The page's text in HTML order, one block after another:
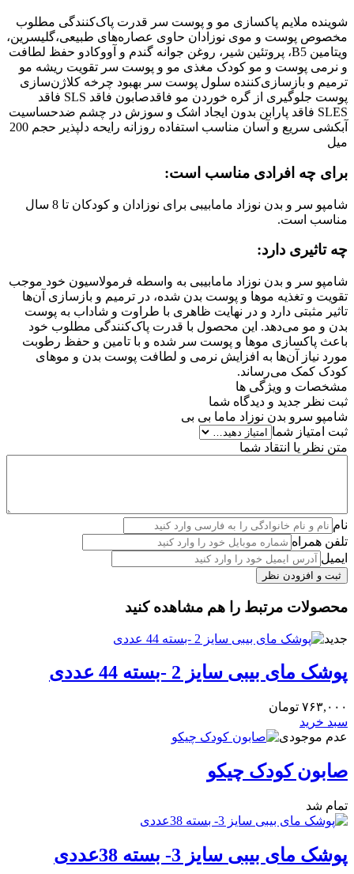
شوینده ملایم پاکسازی مو و پوست سر قدرت پاک‌کنندگی مطلوب
مخصوص پوست و موی نوزادان حاوی عصاره‌های طبیعی،گلیسرین،
ویتامین B5، پروتئین شیر، روغن جوانه گندم و آووکادو حفظ لطافت
و نرمی پوست و مو کودک مغذی مو و پوست سر تقویت ریشه مو
ترمیم و بازسازی‌کننده سلول پوست سر بهبود چرخه کلاژن‌سازی
پوست جلوگیری از گره خوردن مو فاقدصابون فاقد SLS فاقد
SLES فاقد پارابن بدون ایجاد اشک و سوزش در چشم ضدحساسیت
آبکشی سریع و آسان مناسب استفاده روزانه رایحه دلپذیر حجم 200
میل
برای چه افرادی مناسب است:
شامپو سر و بدن نوزاد مامابیبی برای نوزادان و کودکان تا 8 سال
مناسب است.
چه تاثیری دارد:
شامپو سر و بدن نوزاد مامابیبی به واسطه فرمولاسیون خود موجب
تقویت و تغذیه موها و پوست بدن شده، در ترمیم و بازسازی آن‌ها
تاثیر مثبتی دارد و در نهایت ظاهری با طراوت و شاداب به پوست
بدن و مو می‌دهد. این محصول با قدرت پاک‌کنندگی مطلوب خود
باعث پاکسازی موها و پوست سر شده و با تامین و حفظ رطوبت
مورد نیاز آن‌ها به افزایش نرمی و لطافت پوست بدن و موهای
کودک کمک می‌رساند.
مشخصات و ویژگی ها
ثبت نظر جدید و دیدگاه شما
شامپو سرو بدن نوزاد ماما بی بی
ثبت امتیاز شما
متن نظر یا انتقاد شما
نام
تلفن همراه
ایمیل
محصولات مرتبط را هم مشاهده کنید
جدید
پوشک مای بیبی سایز 2 -بسته 44 عددی
۷۶۳,۰۰۰ تومان
سبد خرید
عدم موجودی
صابون کودک چیکو
تمام شد
پوشک مای بیبی سایز 3- بسته 38عددی